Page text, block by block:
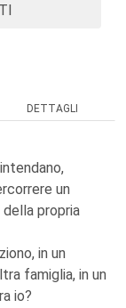
DETTAGLI
un
propria
in un
famiglia, in un
io?